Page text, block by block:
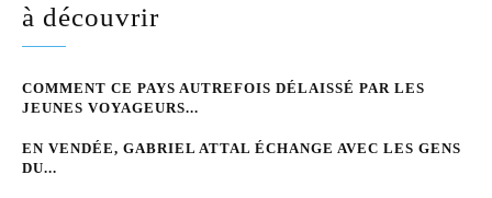
à découvrir
COMMENT CE PAYS AUTREFOIS DÉLAISSÉ PAR LES
JEUNES VOYAGEURS...
EN VENDÉE, GABRIEL ATTAL ÉCHANGE AVEC LES GENS
DU...